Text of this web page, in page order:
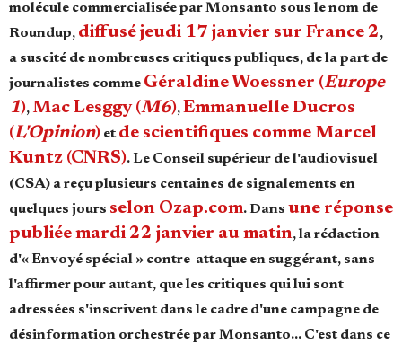
Se connecter
molécule commercialisée par Monsanto sous le nom de
Roundup, diffusé jeudi 17 janvier sur France 2,
a suscité de nombreuses critiques publiques, de la part de
journalistes comme Géraldine Woessner (Europe
1), Mac Lesggy (M6),Emmanuelle Ducros
(L'Opinion) etde scientifiques comme Marcel
Kuntz (CNRS). Le Conseil supérieur de l'audiovisuel
(CSA) a reçu plusieurs centaines de signalements en
quelques jours selon Ozap.com. Dans une réponse
publiée mardi 22 janvier au matin, la rédaction
d'« Envoyé spécial » contre-attaque en suggérant, sans
l'affirmer pour autant, que les critiques qui lui sont
adressées s'inscrivent dans le cadre d'une campagne de
désinformation orchestrée par Monsanto… C'est dans ce